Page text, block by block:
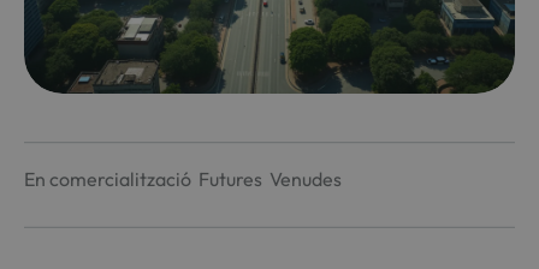
En comercialització Futures Venudes